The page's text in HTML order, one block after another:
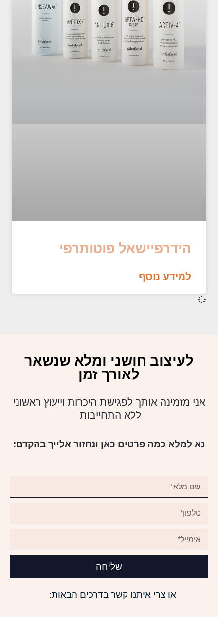
הידרפיישאל פוטותרפי
למידע נוסף
לעיצוב חושני ומלא שנשאר
לאורך זמן
אני מזמינה אותך לפגישת היכרות וייעוץ ראשוני
ללא התחייבות
נא למלא כמה פרטים כאן ונחזור אלייך בהקדם:
שליחה
או צרי איתנו קשר בדרכים הבאות: